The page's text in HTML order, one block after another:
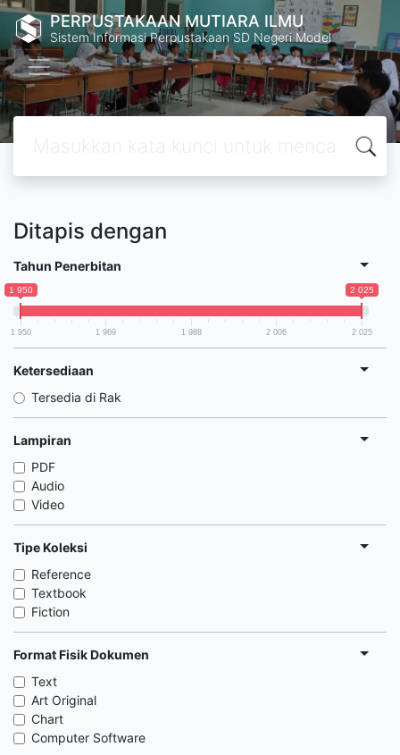
PERPUSTAKAAN MUTIARA ILMU
Sistem Informasi Perpustakaan SD Negeri Model
Ditapis dengan
Tahun Penerbitan
1 950 2 025
1 950 1 969 1 988 2 006 2 025
Ketersediaan
Tersedia di Rak
Lampiran
PDF
Audio
Video
Tipe Koleksi
Reference
Textbook
Fiction
Format Fisik Dokumen
Text
Art Original
Chart
Computer Software